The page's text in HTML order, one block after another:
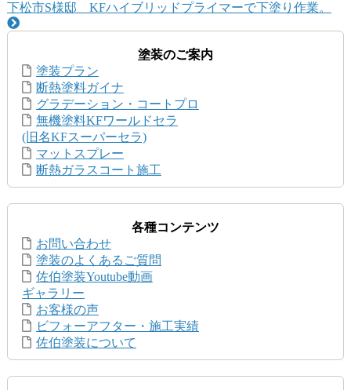
下松市S様邸 KFハイブリッドプライマーで下塗り作業。
塗装のご案内
塗装プラン
断熱塗料ガイナ
グラデーション・コートプロ
無機塗料KFワールドセラ
(旧名KFスーパーセラ)
マットスプレー
断熱ガラスコート施工
各種コンテンツ
お問い合わせ
塗装のよくあるご質問
佐伯塗装Youtube動画
ギャラリー
お客様の声
ビフォーアフター・施工実績
佐伯塗装について